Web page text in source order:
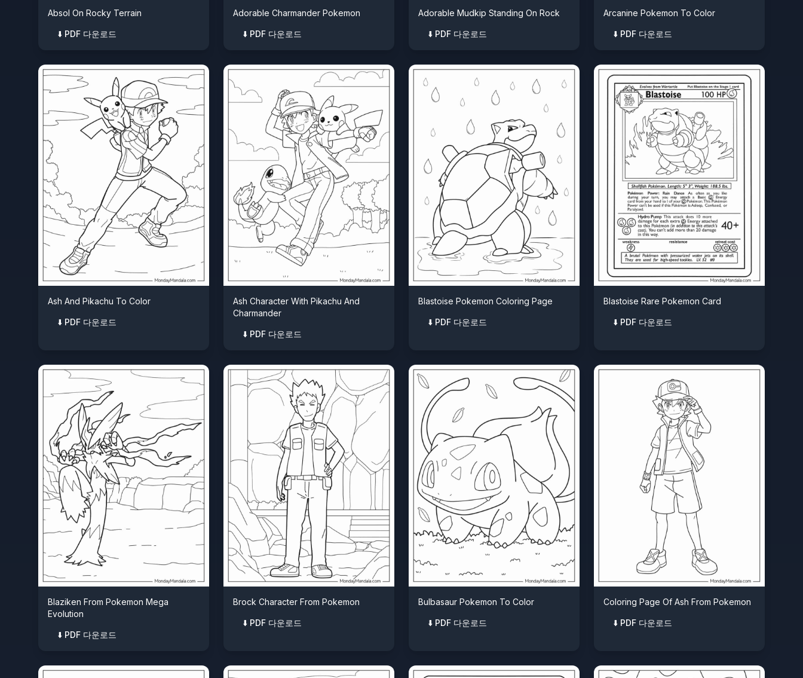
Absol On Rocky Terrain
⬇️ PDF 다운로드
Adorable Charmander Pokemon
⬇️ PDF 다운로드
Adorable Mudkip Standing On Rock
⬇️ PDF 다운로드
Arcanine Pokemon To Color
⬇️ PDF 다운로드
Ash And Pikachu To Color
⬇️ PDF 다운로드
Ash Character With Pikachu And
Charmander
⬇️ PDF 다운로드
Blastoise Pokemon Coloring Page
⬇️ PDF 다운로드
Blastoise Rare Pokemon Card
⬇️ PDF 다운로드
Blaziken From Pokemon Mega
Evolution
⬇️ PDF 다운로드
Brock Character From Pokemon
⬇️ PDF 다운로드
Bulbasaur Pokemon To Color
⬇️ PDF 다운로드
Coloring Page Of Ash From Pokemon
⬇️ PDF 다운로드